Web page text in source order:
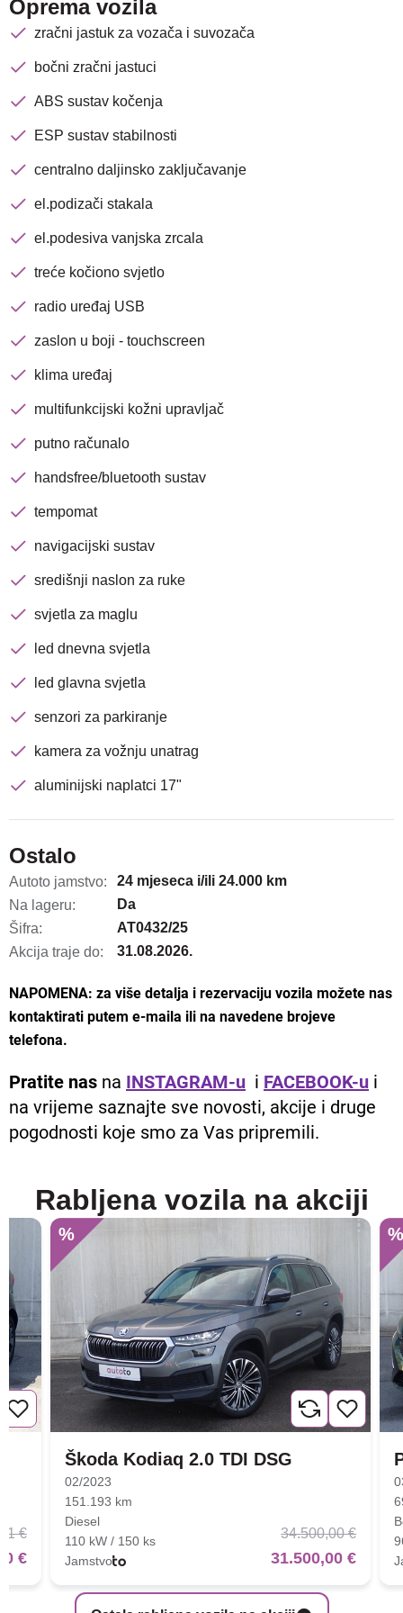
Oprema vozila
zračni jastuk za vozača i suvozača
bočni zračni jastuci
ABS sustav kočenja
ESP sustav stabilnosti
centralno daljinsko zaključavanje
el.podizači stakala
el.podesiva vanjska zrcala
treće kočiono svjetlo
radio uređaj USB
zaslon u boji - touchscreen
klima uređaj
multifunkcijski kožni upravljač
putno računalo
handsfree/bluetooth sustav
tempomat
navigacijski sustav
središnji naslon za ruke
svjetla za maglu
led dnevna svjetla
led glavna svjetla
senzori za parkiranje
kamera za vožnju unatrag
aluminijski naplatci 17"
Ostalo
Autoto jamstvo:
24 mjeseca i/ili 24.000 km
Na lageru:
Da
Šifra:
AT0432/25
Akcija traje do:
31.08.2026.
NAPOMENA: za više detalja i rezervaciju vozila možete nas
kontaktirati putem e-maila ili na navedene brojeve
telefona.
Pratite nas na INSTAGRAM-u i FACEBOOK-u i
na vrijeme saznajte sve novosti, akcije i druge
pogodnosti koje smo za Vas pripremili.
Rabljena vozila na akciji
€
€
%
Škoda Kodiaq 2.0 TDI DSG
02/2023
151.193 km
Diesel
110 kW / 150 ks
Jamstvo
34.500,00 €
31.500,00 €
Nova lokacija - Slavonska